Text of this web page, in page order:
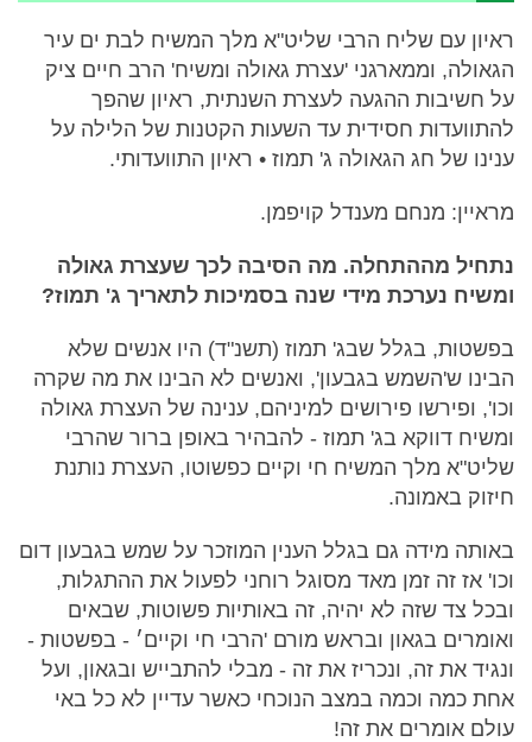
ראיון עם שליח הרבי שליט"א מלך המשיח לבת ים עיר
הגאולה, וממארגני 'עצרת גאולה ומשיח' הרב חיים ציק
על חשיבות ההגעה לעצרת השנתית, ראיון שהפך
להתוועדות חסידית עד השעות הקטנות של הלילה על
ענינו של חג הגאולה ג' תמוז • ראיון התוועדותי.
מראיין: מנחם מענדל קויפמן.
נתחיל מההתחלה. מה הסיבה לכך שעצרת גאולה
ומשיח נערכת מידי שנה בסמיכות לתאריך ג' תמוז?
בפשטות, בגלל שבג' תמוז (תשנ"ד) היו אנשים שלא
הבינו ש'השמש בגבעון', ואנשים לא הבינו את מה שקרה
וכו', ופירשו פירושים למיניהם, ענינה של העצרת גאולה
ומשיח דווקא בג' תמוז - להבהיר באופן ברור שהרבי
שליט"א מלך המשיח חי וקיים כפשוטו, העצרת נותנת
חיזוק באמונה.
באותה מידה גם בגלל הענין המוזכר על שמש בגבעון דום
וכו' אז זה זמן מאד מסוגל רוחני לפעול את ההתגלות,
ובכל צד שזה לא יהיה, זה באותיות פשוטות, שבאים
ואומרים בגאון ובראש מורם 'הרבי חי וקיים׳ - בפשטות -
ונגיד את זה, ונכריז את זה - מבלי להתבייש ובגאון, ועל
אחת כמה וכמה במצב הנוכחי כאשר עדיין לא כל באי
עולם אומרים את זה!